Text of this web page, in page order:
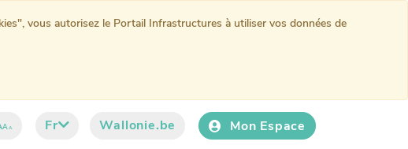
AA Fr Wallonie.be Mon Espace
vous autorisez le Portail Infrastructures à utiliser vos données de